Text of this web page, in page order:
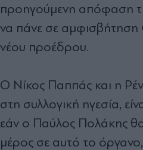
προηγούμενη απόφαση
να πάνε σε αμφισβήτηση
νέου προέδρου.
Ο Νίκος Παππάς και η
στη συλλογική ηγεσία,
εάν ο Παύλος Πολάκης θα
μέρος σε αυτό το